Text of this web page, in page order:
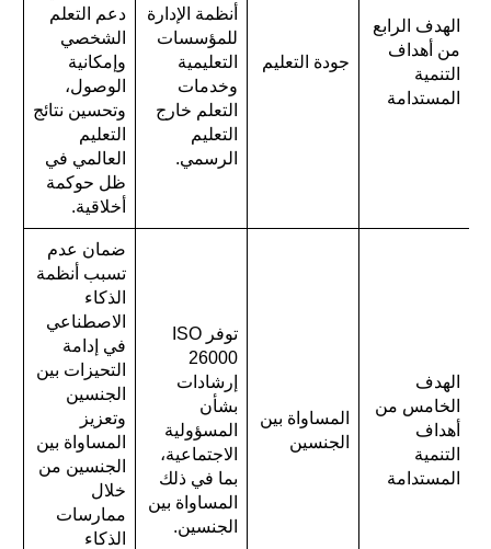
الهدف الرابع
من أهداف
التنمية
المستدامة
جودة التعليم
أنظمة الإدارة
للمؤسسات
التعليمية
وخدمات
التعلم خارج
التعليم
الرسمي.
دعم التعلم
الشخصي
وإمكانية
الوصول،
وتحسين نتائج
التعليم
العالمي في
ظل حوكمة
أخلاقية.
الهدف
الخامس من
أهداف
التنمية
المستدامة
المساواة بين
الجنسين
توفر ISO
26000
إرشادات
بشأن
المسؤولية
الاجتماعية،
بما في ذلك
المساواة بين
الجنسين.
ضمان عدم
تسبب أنظمة
الذكاء
الاصطناعي
في إدامة
التحيزات بين
الجنسين
وتعزيز
المساواة بين
الجنسين من
خلال
ممارسات
الذكاء